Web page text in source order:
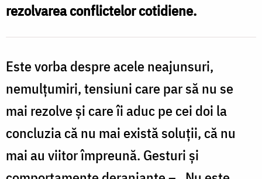
rezolvarea conflictelor cotidiene.
Este vorba despre acele neajunsuri,
nemulţumiri, tensiuni care par să nu se
mai rezolve şi care îi aduc pe cei doi la
concluzia că nu mai există soluţii, că nu
mai au viitor împreună. Gesturi şi